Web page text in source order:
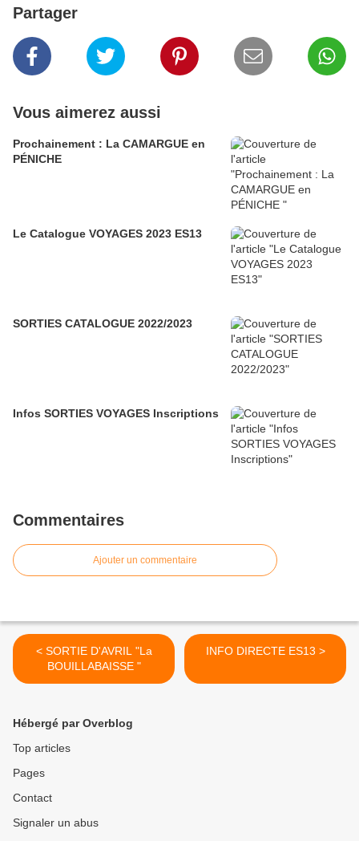
Partager
Vous aimerez aussi
Prochainement : La CAMARGUE en
PÉNICHE
Le Catalogue VOYAGES 2023 ES13
SORTIES CATALOGUE 2022/2023
Infos SORTIES VOYAGES Inscriptions
Commentaires
Ajouter un commentaire
< SORTIE D'AVRIL "La
BOUILLABAISSE "
INFO DIRECTE ES13 >
Hébergé par Overblog
Top articles
Pages
Contact
Signaler un abus